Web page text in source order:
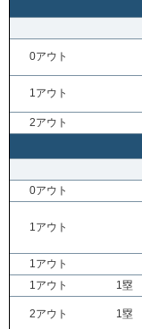
0アウト
1アウト
2アウト
0アウト
1アウト
1アウト
1アウト
1塁
2アウト 1塁